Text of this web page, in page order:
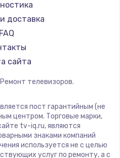
руб.
питания
руб.
руб.
Hiper
доставка
FAQ
сайта
телевизоров.
пост гарантийным (не
центром. Торговые марки,
tv-iq.ru, являются
знаками компаний
используется не с целью
услуг по ремонту, а с